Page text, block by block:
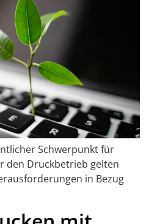
Schwerpunkt für
den Druckbetrieb gelten
in Bezug